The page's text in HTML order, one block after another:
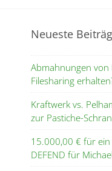
Neueste
Abmahnungen von
Filesharing
Kraftwerk vs.
zur Pastiche-
15.000,00 € für ein
DEFEND für